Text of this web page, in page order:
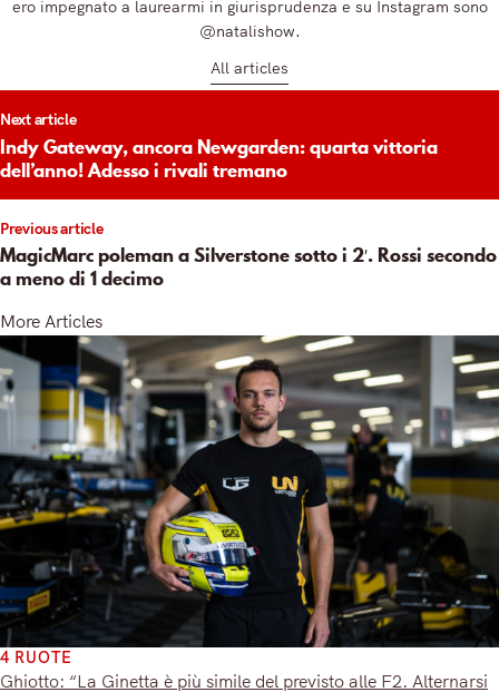
ero impegnato a laurearmi in giurisprudenza e su Instagram sono
@natalishow.
All articles
Previous article
MagicMarc poleman a Silverstone sotto i 2′. Rossi secondo
a meno di 1 decimo
Next article
Indy Gateway, ancora Newgarden: quarta vittoria
dell’anno! Adesso i rivali tremano
More Articles
4 RUOTE
Ghiotto: “La Ginetta è più simile del previsto alle F2. Alternarsi